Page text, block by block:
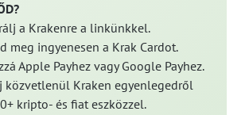
a Krakenre a linkünkkel.
meg ingyenesen a Krak Cardot.
Apple Payhez vagy Google Payhez.
közvetlenül Kraken egyenlegedről
kripto- és fiat eszközzel.